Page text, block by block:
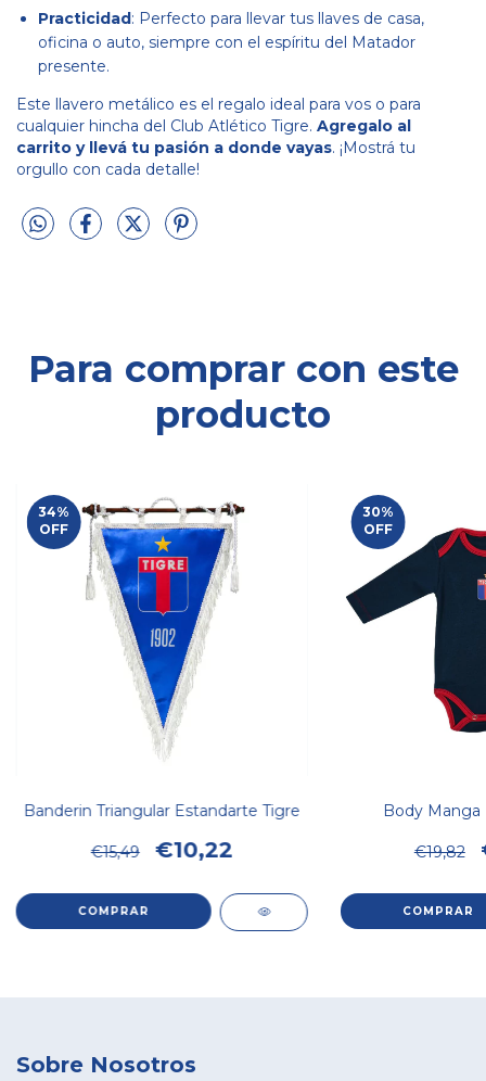
Practicidad : Perfecto para llevar tus llaves de casa,
oficina o auto, siempre con el espíritu del Matador
presente.
Este llavero metálico es el regalo ideal para vos o para
cualquier hincha del Club Atlético Tigre. Agregalo al
carrito y llevá tu pasión a donde vayas. ¡Mostrá tu
orgullo con cada detalle!
Para comprar con este
producto
34%
OFF
Banderin Triangular Estandarte Tigre
€15,49 €10,22
30%
OFF
Body Manga
€19,82
COMPRAR
Sobre Nosotros